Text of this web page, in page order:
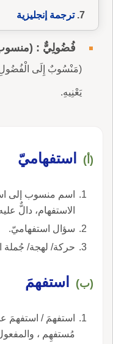
ترجمة إنجليزية
فُضُولِيٌّ :
(مَنْسُوبٌ إِلَى
يَعْنِيهِ.
(أ) استفهاميّ
اسم منسوب إلى
الاستفهام، دالٌّ
سؤال استفهاميّ.
حركة/ لهجة/ جُملة
(ب) استفهمَ
استفهمَ / استفهمَ
مُستفهِم ،